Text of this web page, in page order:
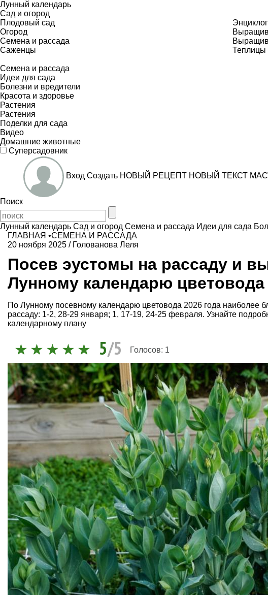
Лунный календарь
Сад и огород
Плодовый сад
Огород
Семена и рассада
Саженцы
Теплицы
Семена и рассада
Идеи для сада
Болезни и вредители
Красота и здоровье
Растения
Растения
Поделки для сада
Видео
Домашние животные
Суперсадовник
Вход Создать НОВЫЙ РЕЦЕПТ НОВЫЙ ТЕКСТ
Поиск
Лунный календарь Сад и огород Семена и рассада Идеи для сада
ГЛАВНАЯ •СЕМЕНА И РАССАДА
20 ноября 2025 / Голованова Леля
Посев эустомы на рассаду и
Лунному календарю цветовода
По Лунному посевному календарю цветовода 2026 года наиболее
рассаду: 1-2, 28-29 января; 1, 17-19, 24-25 февраля. Узнайте
календарному плану
5/5 Голосов: 1